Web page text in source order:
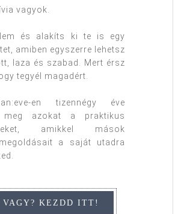
vagyok.
és alakíts ki te is egy
amiben egyszerre lehetsz
laza és szabad. Mert érsz
tegyél magadért.
en tizennégy éve
meg azokat a praktikus
amikkel mások
megoldásait a saját utadra